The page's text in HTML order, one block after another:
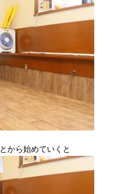
から始めていくと